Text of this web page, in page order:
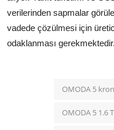
verilerinden sapmalar
vadede çözülmesi için
odaklanması gerekmektedir.
OMODA 5
OMODA 5 1.6